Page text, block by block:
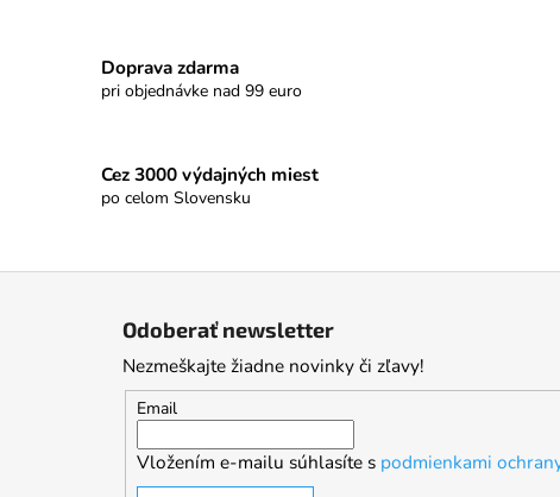
Doprava zdarma
pri objednávke nad 99 euro
Cez 3000 výdajných miest
po celom Slovensku
Odoberať newsletter
Nezmeškajte žiadne novinky či zľavy!
Email
Vložením e-mailu súhlasíte s podmienkami